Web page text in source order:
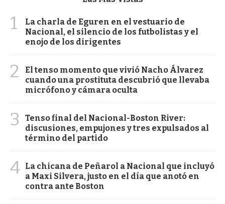
1
La charla de Eguren en el vestuario de
Nacional, el silencio de los futbolistas y el
enojo de los dirigentes
2
El tenso momento que vivió Nacho Álvarez
cuando una prostituta descubrió que llevaba
micrófono y cámara oculta
3
Tenso final del Nacional-Boston River:
discusiones, empujones y tres expulsados al
término del partido
4 La chicana de Peñarol a Nacional que incluyó
a Maxi Silvera, justo en el día que anotó en
contra ante Boston